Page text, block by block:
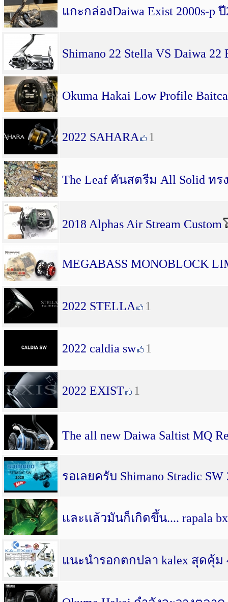
แกะกล่องDaiwa Exist 2000s-p
Shimano 22 Stella VS Daiwa
Okuma Hakai Low Profile
2022 SAHARA 1
The Leaf คันสตรีม All Solid ท
2018 Alphas Air Stream Custom
MEGABASS MONOBLOCK
2022 STELLA 1
2022 caldia sw 1
2022 EXIST 1
The all new Daiwa Saltist MQ
รอเลยครับ Shimano Stradic SW
เเละเเล้วมันก็เกิดขึ้น.... rapala
แนะนำรอกตกปลา kalex สุดคุ้ม